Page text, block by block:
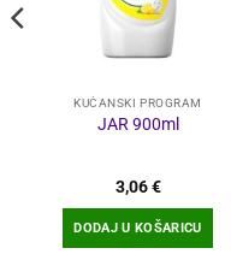
KUĆANSKI PROGRAM
JAR 900ml
3,06€
DODAJ U KOŠARICU